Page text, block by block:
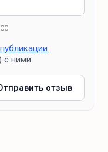
с ними
отзыв